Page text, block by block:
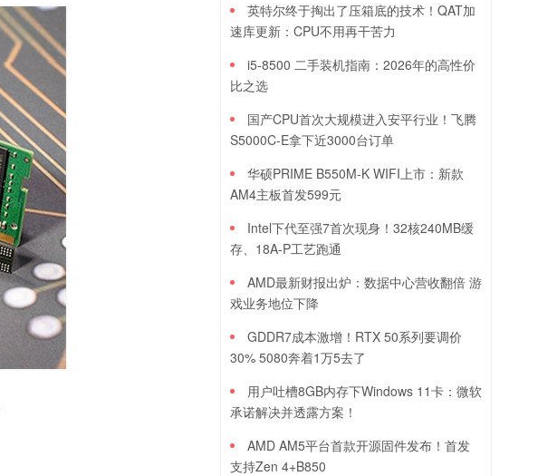
英特尔终于掏出了压箱底的技术！QAT加
速库更新：CPU不用再干苦力
i5-8500 二手装机指南：2026年的高性价
比之选
国产CPU首次大规模进入安平行业！飞腾
S5000C-E拿下近3000台订单
华硕PRIME B550M-K WIFI上市：新款
AM4主板首发599元
Intel下代至强7首次现身！32核240MB缓
存、18A-P工艺跑通
AMD最新财报出炉：数据中心营收翻倍 游
戏业务地位下降
GDDR7成本激增！RTX 50系列要调价
30% 5080奔着1万5去了
用户吐槽8GB内存下Windows 11卡：微软
承诺解决并透露方案！
AMD AM5平台首款开源固件发布！首发
支持Zen 4+B850